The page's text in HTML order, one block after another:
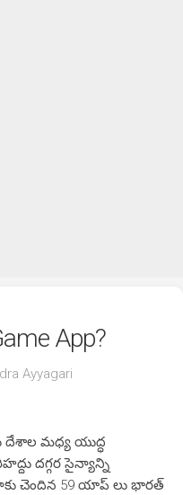
App?
Ayyagari
మధ్య యుద్ధ
దగ్గర సైన్యాన్ని
చెందిన 59 యాప్ లు భారత్